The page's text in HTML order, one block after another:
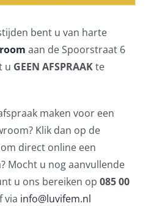
bent u van harte
aan de Spoorstraat 6
u GEEN AFSPRAAKte
maken voor een
Klik dan op de
direct online een
Mocht u nog aanvullende
u ons bereiken op 085 00
via info@luvifem.nl